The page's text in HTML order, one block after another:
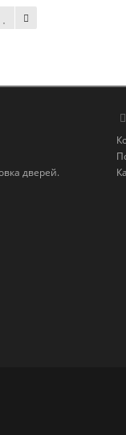
дверей.